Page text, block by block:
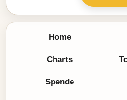
Home
Charts
Spende